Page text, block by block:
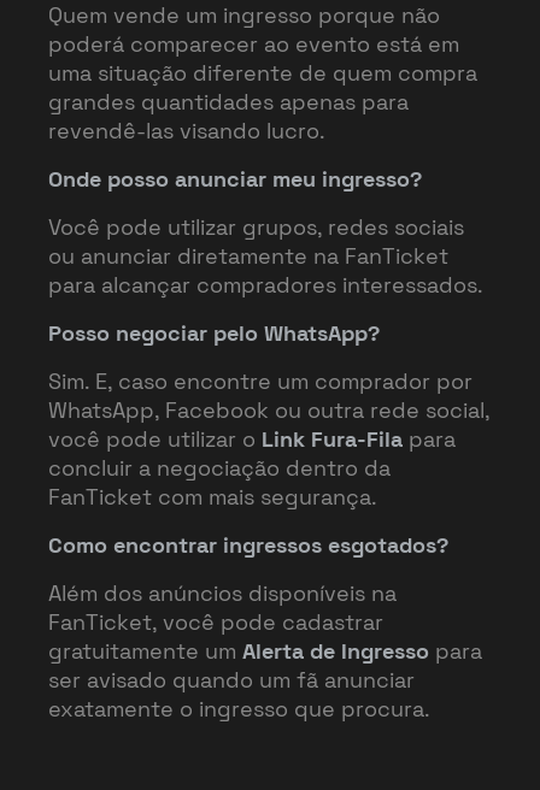
Quem vende um ingresso porque não
poderá comparecer ao evento está em
uma situação diferente de quem compra
grandes quantidades apenas para
revendê-las visando lucro.
Onde posso anunciar meu ingresso?
Você pode utilizar grupos, redes sociais
ou anunciar diretamente na FanTicket
para alcançar compradores interessados.
Posso negociar pelo WhatsApp?
Sim. E, caso encontre um comprador por
WhatsApp, Facebook ou outra rede social,
você pode utilizar o Link Fura-Fila para
concluir a negociação dentro da
FanTicket com mais segurança.
Como encontrar ingressos esgotados?
Além dos anúncios disponíveis na
FanTicket, você pode cadastrar
gratuitamente um Alerta de Ingresso para
ser avisado quando um fã anunciar
exatamente o ingresso que procura.